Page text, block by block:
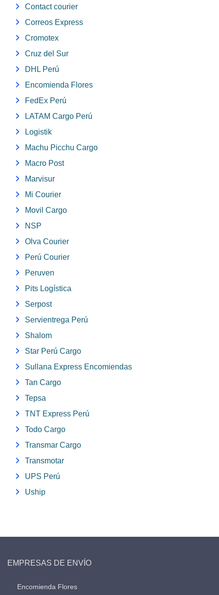
Contact courier
Correos Express
Cromotex
Cruz del Sur
DHL Perú
Encomienda Flores
FedEx Perú
LATAM Cargo Perú
Logistik
Machu Picchu Cargo
Macro Post
Marvisur
Mi Courier
Movil Cargo
NSP
Olva Courier
Perú Courier
Peruven
Pits Logística
Serpost
Servientrega Perú
Shalom
Star Perú Cargo
Sullana Express Encomiendas
Tan Cargo
Tepsa
TNT Express Perú
Todo Cargo
Transmar Cargo
Transmotar
UPS Perú
Uship
EMPRESAS DE ENVÍO
Encomienda Flores